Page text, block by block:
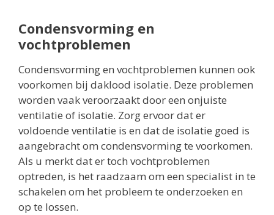
Condensvorming en
vochtproblemen
Condensvorming en vochtproblemen kunnen ook
voorkomen bij daklood isolatie. Deze problemen
worden vaak veroorzaakt door een onjuiste
ventilatie of isolatie. Zorg ervoor dat er
voldoende ventilatie is en dat de isolatie goed is
aangebracht om condensvorming te voorkomen.
Als u merkt dat er toch vochtproblemen
optreden, is het raadzaam om een specialist in te
schakelen om het probleem te onderzoeken en
op te lossen.